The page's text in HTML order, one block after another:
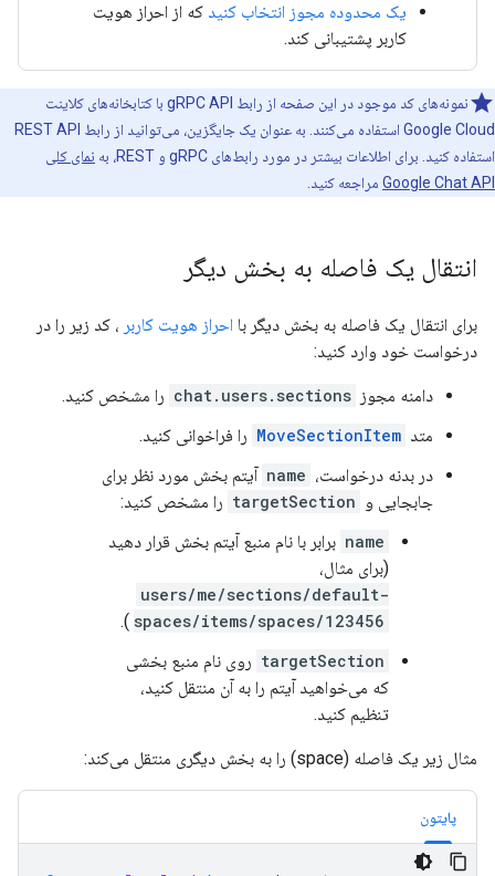
یک محدوده مجوز انتخاب کنید که از احراز هویت
کاربر پشتیبانی کند.
نمونه‌های کد موجود در این صفحه از رابط gRPC API با کتابخانه‌های کلاینت
Google Cloud استفاده می‌کنند. به عنوان یک جایگزین، می‌توانید از رابط REST API
استفاده کنید. برای اطلاعات بیشتر در مورد رابط‌های gRPC و REST، به
نمای کلی
Google Chat API مراجعه کنید.
انتقال یک فاصله به بخش دیگر
برای انتقال یک فاصله به بخش دیگر با احراز هویت کاربر ، کد زیر را در
درخواست خود وارد کنید:
دامنه مجوز chat.users.sections را مشخص کنید.
متد MoveSectionItem را فراخوانی کنید.
در بدنه درخواست، name آیتم بخش مورد نظر برای
جابجایی و targetSection را مشخص کنید:
name برابر با نام منبع آیتم بخش قرار دهید
(برای مثال،
users/me/sections/default-
spaces/items/spaces/123456
).
targetSection روی نام منبع بخشی
که می‌خواهید آیتم را به آن منتقل کنید،
تنظیم کنید.
مثال زیر یک فاصله (space) را به بخش دیگری منتقل می‌کند:
پایتون